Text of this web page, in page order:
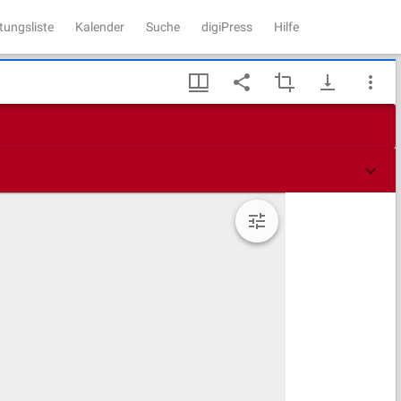
Kalender Suche digiPress Hilfe